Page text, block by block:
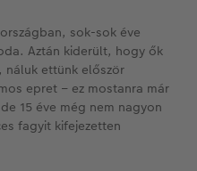
sok-sok éve
Aztán kiderült, hogy ők
ettünk először
epret – ez mostanra már
15 éve még nem nagyon
fagyit kifejezetten